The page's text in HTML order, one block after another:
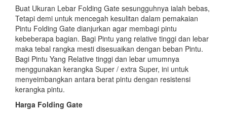
Buat Ukuran Lebar Folding Gate sesungguhnya ialah bebas,
Tetapi demi untuk mencegah kesulitan dalam pemakaian
Pintu Folding Gate dianjurkan agar membagi pintu
kebeberapa bagian. Bagi Pintu yang relative tinggi dan lebar
maka tebal rangka mesti disesuaikan dengan beban Pintu.
Bagi Pintu Yang Relative tinggi dan lebar umumnya
menggunakan kerangka Super / extra Super, ini untuk
menyeimbangkan antara berat pintu dengan resistensi
kerangka pintu.
Harga Folding Gate